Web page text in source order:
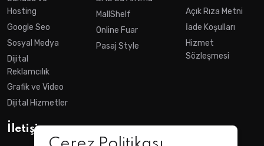
Hosting
Google Seo
Sosyal Medya
Dijital
Reklamcılık
Grafik ve Video
Dijital Hizmetler
MallShelf
Online Fuar
Pasaj Style
Açık Rıza Metni
İade Koşulları
Hizmet
Sözleşmesi
İletişim